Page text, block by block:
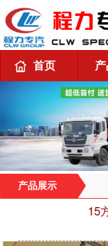
首页
产品展示
15